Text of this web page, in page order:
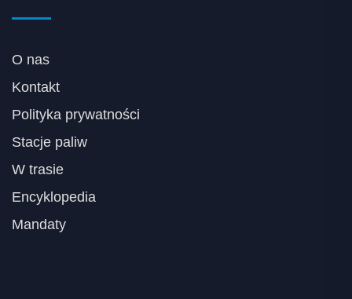
O nas
Kontakt
Polityka prywatności
Stacje paliw
W trasie
Encyklopedia
Mandaty